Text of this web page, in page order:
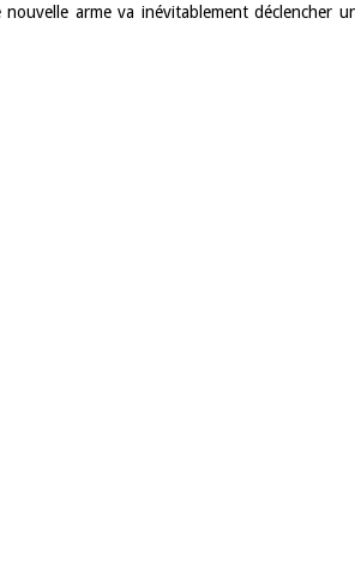
arme va inévitablement déclencher